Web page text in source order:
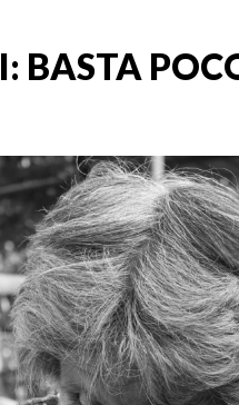
POCO